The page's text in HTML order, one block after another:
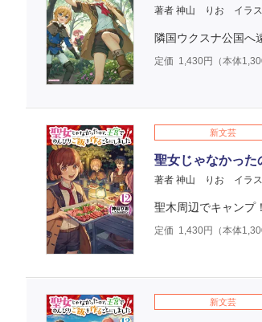
著者 神山 りお イラ
隣国ウクスナ公国へ
定価 1,430円（本体
新文芸
聖女じゃなかった
著者 神山 りお イラ
聖木周辺でキャン
定価 1,430円（本体
新文芸